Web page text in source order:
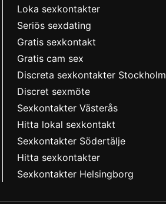
Loka sexkontakter
Seriös sexdating
Gratis sexkontakt
Gratis cam sex
Discreta sexkontakter Stockholm
Discret sexmöte
Sexkontakter Västerås
Hitta lokal sexkontakt
Sexkontakter Södertälje
Hitta sexkontakter
Sexkontakter Helsingborg